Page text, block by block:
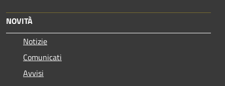
NOVITÀ
Notizie
Comunicati
Avvisi